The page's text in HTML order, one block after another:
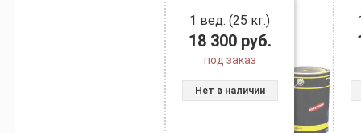
1 вед. (25 кг.)
18 300 руб.
под заказ
Нет в наличии